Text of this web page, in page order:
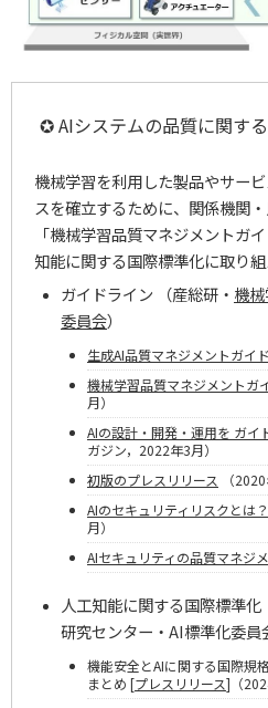
✪ AIシステムの品質に関す
機械学習を利用した製品やサー
スを確立するために、関係機関
「機械学習品質マネジメントガ
知能に関する国際標準化に取り組
ガイドライン （産総研・ 機
委員会）
生成AI品質マネジメントガイ
機械学習品質マネジメントガ
月）
AIの設計・開発・運用を ガイ
ガジン，2022年3月）
初版のプレスリリース
（2020
AIのセキュリティリスクとは？
月）
AIセキュリティの品質マネジ
人工知能に関する国際標準
研究センター・AI標準化委員
機能安全とAIに関する国際規格
まとめ [プレスリリース]（